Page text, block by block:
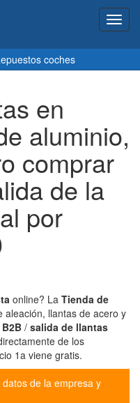
coches
en
aluminio,
comprar
de la
por
online? La Tienda de
aleación, llantas de acero y
/ salida de llantas
de los
1a viene gratis.
datos de la empresa y